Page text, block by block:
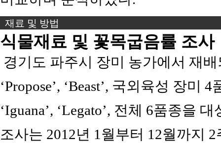
재료 및 방법
식물재료 및 꽃목굽음률 조사
경기도 파주시 장미 농가에서 재
‘Propose’, ‘Beast’, 국외육성 장미 4
‘Iguana’, ‘Legato’, 전체 6품종을
조사는 2012년 1월부터 12월까지